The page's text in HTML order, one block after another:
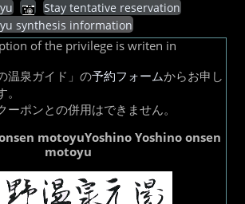
Stay tentative reservation
synthesis information
of the privilege is writen in
温泉ガイド」の予約フォームからお申し
ーポンとの併用はできません。
motoyuYoshino Yoshino onsen
motoyu